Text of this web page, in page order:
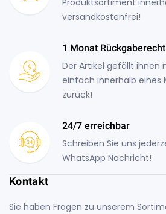
versandkostenfrei!
1 Monat Rückgaberecht
Der Artikel gefällt ihnen
einfach innerhalb eines
zurück!
24/7 erreichbar
Schreiben Sie uns
WhatsApp Nachricht!
Kontakt
Sie haben Fragen zu unserem